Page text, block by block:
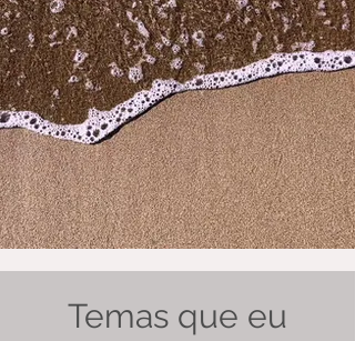
Temas que eu